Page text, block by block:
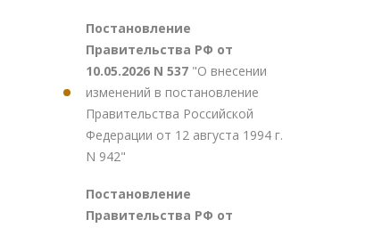
Постановление
Правительства РФ от
10.05.2026 N 537 "О внесении
изменений в постановление
Правительства Российской
Федерации от 12 августа 1994 г.
N 942"
Постановление
Правительства РФ от